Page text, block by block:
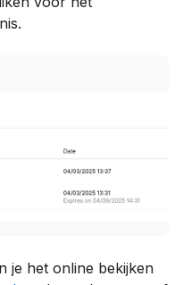
je het online bekijken